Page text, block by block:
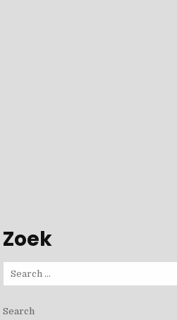
Zoek
Search